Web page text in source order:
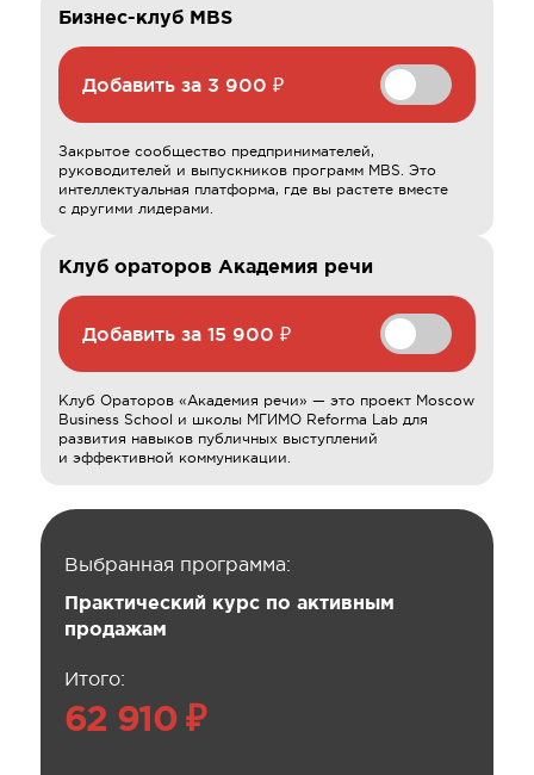
Бизнес-клуб MBS
Добавить за 3 900 ₽
Закрытое сообщество предпринимателей,
руководителей и выпускников программ MBS. Это
интеллектуальная платформа, где вы растете вместе
с другими лидерами.
Клуб ораторов Академия речи
Добавить за 15 900 ₽
Клуб Ораторов «Академия речи» — это проект Moscow
Business School и школы МГИМО Reforma Lab для
развития навыков публичных выступлений
и эффективной коммуникации.
Выбранная программа:
Практический курс по активным
продажам
Итого:
62 910 ₽